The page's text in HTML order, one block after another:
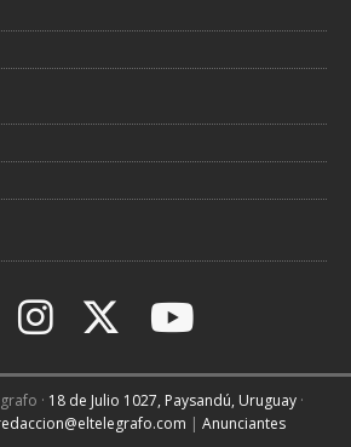
· 18 de Julio 1027, Paysandú, Uruguay·
| Anunciantes